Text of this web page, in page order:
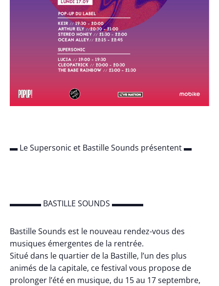
▬ Le Supersonic et Bastille Sounds présentent ▬
▬▬▬▬ BASTILLE SOUNDS ▬▬▬▬
Bastille Sounds est le nouveau rendez-vous des
musiques émergentes de la rentrée.
Situé dans le quartier de la Bastille, l’un des plus
animés de la capitale, ce festival vous propose de
prolonger l’été en musique, du 15 au 17 septembre,